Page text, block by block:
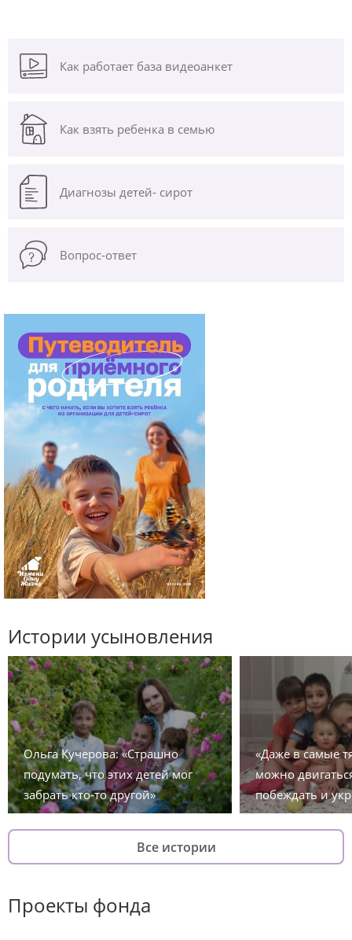
Как работает база видеоанкет
Как взять ребенка в семью
Диагнозы детей- сирот
Вопрос-ответ
Истории усыновления
Ольга Кучерова: «Страшно
подумать, что этих детей мог
забрать кто-то другой»
«Даже в самые
можно
побеждать и
Все истории
Проекты фонда